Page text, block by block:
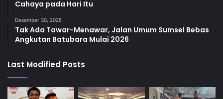
Cahaya pada Hari Itu
Desember 30, 2025
Tak Ada Tawar-Menawar, Jalan Umum Sumsel Bebas
Angkutan Batubara Mulai 2026
Last Modified Posts